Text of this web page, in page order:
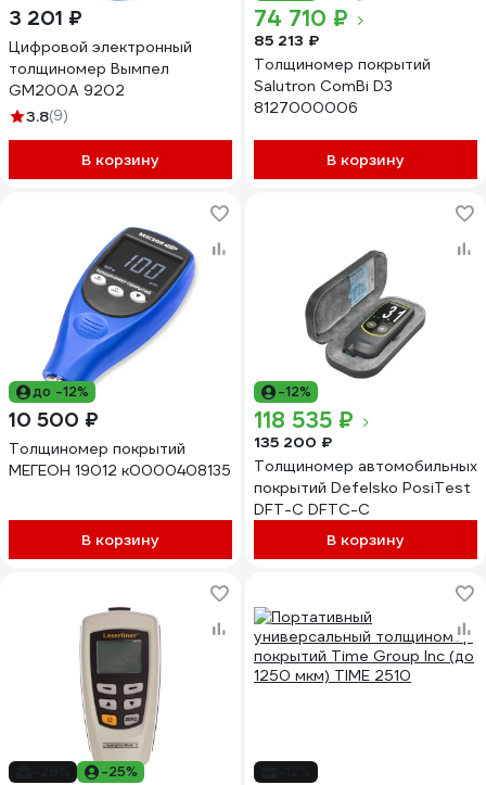
3 201 ₽
Цифровой электронный
толщиномер Вымпел
GM200A 9202
3.8(9)
В корзину
74 710 ₽
85 213 ₽
Толщиномер покрытий
Salutron ComBi D3
8127000006
В корзину
до -12%
10 500 ₽
Толщиномер покрытий
МЕГЕОН 19012 к0000408135
В корзину
-12%
118 535 ₽
135 200 ₽
Толщиномер автомобильных
покрытий Defelsko PosiTest
DFT-C DFTC-C
В корзину
-25%